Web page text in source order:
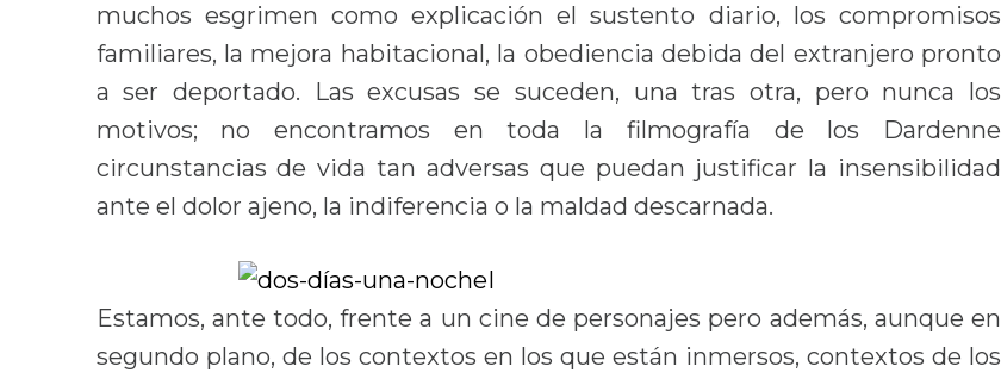
muchos esgrimen como explicación el sustento diario, los compromisos
familiares, la mejora habitacional, la obediencia debida del extranjero pronto
a ser deportado. Las excusas se suceden, una tras otra, pero nunca los
motivos; no encontramos en toda la filmografía de los Dardenne
circunstancias de vida tan adversas que puedan justificar la insensibilidad
ante el dolor ajeno, la indiferencia o la maldad descarnada.
Estamos, ante todo, frente a un cine de personajes pero además, aunque en
segundo plano, de los contextos en los que están inmersos, contextos de los